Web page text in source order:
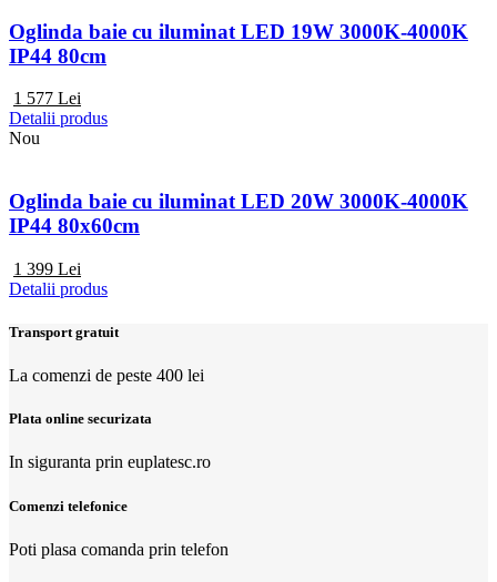
Oglinda baie cu iluminat LED 19W 3000K-4000K
IP44 80cm
1 577 Lei
Detalii produs
Nou
Oglinda baie cu iluminat LED 20W 3000K-4000K
IP44 80x60cm
1 399 Lei
Detalii produs
Transport gratuit
La comenzi de peste 400 lei
Plata online securizata
In siguranta prin euplatesc.ro
Comenzi telefonice
Poti plasa comanda prin telefon